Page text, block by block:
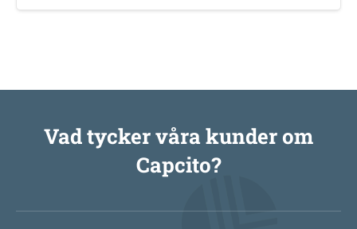
Vad tycker våra kunder om
Capcito?